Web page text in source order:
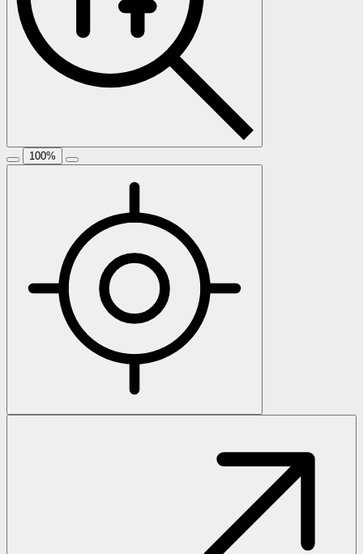
100%